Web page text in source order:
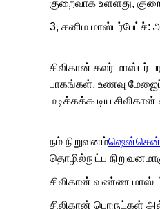
குறைவாக உள்ளது,
3, கனிம மாஸ்டர்பேட்ச்:
சிலிகான் கலர் மாஸ்டர்
பாகங்கள், உணவு
மடிக்கக்கூடிய
நம் நிறுவனம்ஷென்சென்
தொழில்நுட்ப
சிலிகான் வண்ண
சிலிகான் பொருட்கள்